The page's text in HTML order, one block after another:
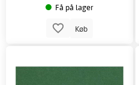
Få på lager
Køb